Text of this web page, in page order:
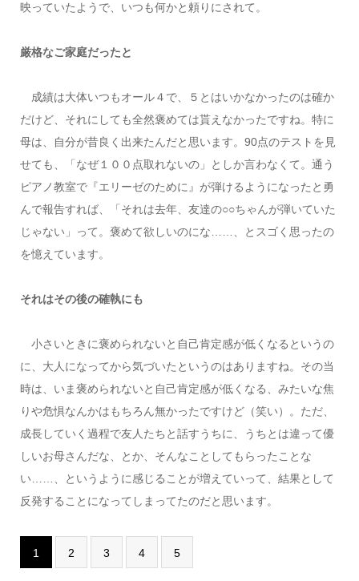
映っていたようで、いつも何かと頼りにされて。
厳格なご家庭だったと
成績は大体いつもオール４で、５とはいかなかったのは確か
だけど、それにしても全然褒めては貰えなかったですね。特に
母は、自分が昔良く出来たんだと思います。90点のテストを見
せても、「なぜ１００点取れないの」としか言わなくて。通う
ピアノ教室で『エリーゼのために』が弾けるようになったと勇
んで報告すれば、「それは去年、友達の○○ちゃんが弾いていた
じゃない」って。褒めて欲しいのにな……、とスゴく思ったの
を憶えています。
それはその後の確執にも
小さいときに褒められないと自己肯定感が低くなるというの
に、大人になってから気づいたというのはありますね。その当
時は、いま褒められないと自己肯定感が低くなる、みたいな焦
りや危惧なんかはもちろん無かったですけど（笑い）。ただ、
成長していく過程で友人たちと話すうちに、うちとは違って優
しいお母さんだな、とか、そんなことしてもらったことな
い……、というように感じることが増えていって、結果として
反発することになってしまってたのだと思います。
1 2 3 4 5